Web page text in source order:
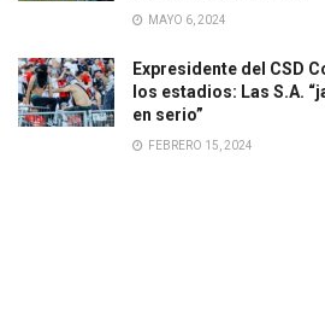
MAYO 6, 2024
Expresidente del CSD
los estadios: Las S.A.
en serio”
FEBRERO 15, 2024